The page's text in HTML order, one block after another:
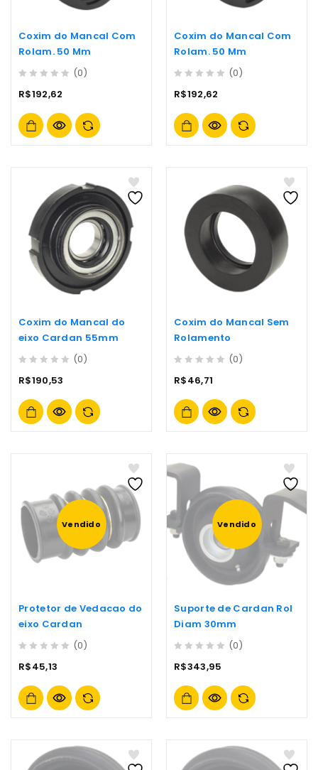
Coxim do Mancal Com
Rolam. 50 Mm
out
5
(0)
R$192,62
Coxim do Mancal Com
Rolam. 50 Mm
out
5
(0)
R$192,62
Coxim do Mancal do
eixo Cardan 55mm
out
5
(0)
R$190,53
Coxim do Mancal Sem
Rolamento
out
5
(0)
R$46,71
Vendido
Protetor de Vedacao do
eixo Cardan
out
5
(0)
R$45,13
Vendido
Suporte de Cardan Rol
Diam 30mm
out
5
(0)
R$343,95